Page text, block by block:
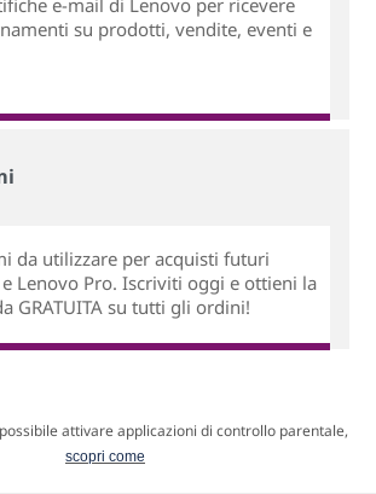
su prodotti, vendite, eventi e
da utilizzare per acquisti futuri
Lenovo Pro. Iscriviti oggi e ottieni la
GRATUITA su tutti gli ordini!
attivare applicazioni di controllo parentale,
scopri come